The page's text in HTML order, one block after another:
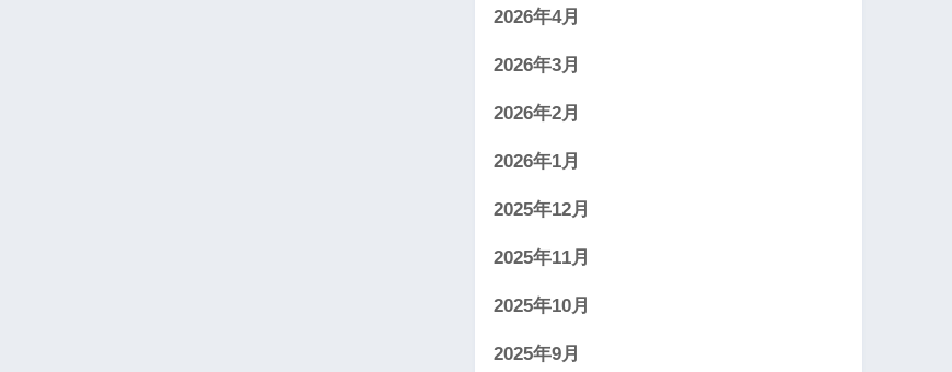
2026年4月
2026年3月
2026年2月
2026年1月
2025年12月
2025年11月
2025年10月
2025年9月